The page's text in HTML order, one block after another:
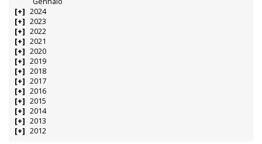
2024
2023
2022
2021
2020
2019
2018
2017
2016
2015
2014
2013
2012